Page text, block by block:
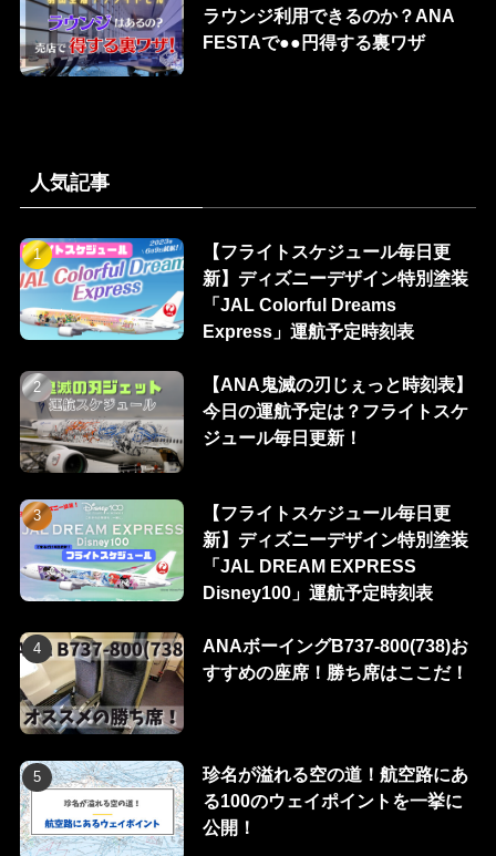
ラウンジ利用できるのか？ANA
FESTAで●●円得する裏ワザ
人気記事
【フライトスケジュール毎日更
新】ディズニーデザイン特別塗装
「JAL Colorful Dreams
Express」運航予定時刻表
【ANA鬼滅の刃じぇっと時刻表】
今日の運航予定は？フライトスケ
ジュール毎日更新！
【フライトスケジュール毎日更
新】ディズニーデザイン特別塗装
「JAL DREAM EXPRESS
Disney100」運航予定時刻表
ANAボーイングB737-800(738)お
すすめの座席！勝ち席はここだ！
珍名が溢れる空の道！航空路にあ
る100のウェイポイントを一挙に
公開！